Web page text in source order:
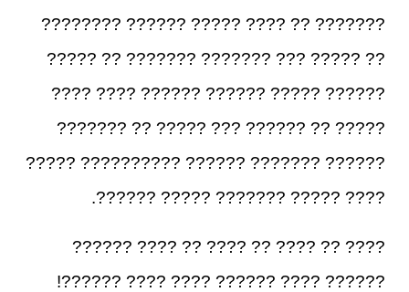
??????? ?? ???? ????? ?????? ????????
?? ????? ??? ??????? ??????? ?? ?????
?????? ????? ?????? ?????? ???? ????
????? ?? ?????? ??? ????? ?? ???????
?????? ??????? ?????? ?????????? ?????
???? ????? ??????? ????? ??????.
???? ?? ???? ?? ???? ?? ???? ??????
?????? ???? ?????? ???? ???? ??????!